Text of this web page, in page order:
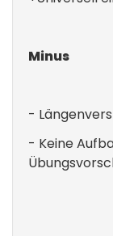
Minus
-
- Keine